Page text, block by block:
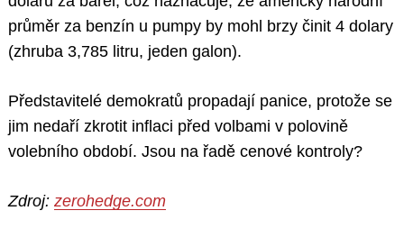
průměr za benzín u pumpy by mohl brzy činit 4 dolary
(zhruba 3,785 litru, jeden galon).
Představitelé demokratů propadají panice, protože se
jim nedaří zkrotit inflaci před volbami v polovině
volebního období. Jsou na řadě cenové kontroly?
Zdroj: zerohedge.com